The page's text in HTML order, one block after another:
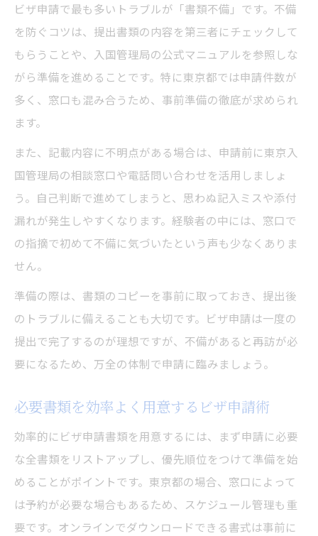
ビザ申請で最も多いトラブルが「書類不備」です。不備
を防ぐコツは、提出書類の内容を第三者にチェックして
もらうことや、入国管理局の公式マニュアルを参照しな
がら準備を進めることです。特に東京都では申請件数が
多く、窓口も混み合うため、事前準備の徹底が求められ
ます。
また、記載内容に不明点がある場合は、申請前に東京入
国管理局の相談窓口や電話問い合わせを活用しましょ
う。自己判断で進めてしまうと、思わぬ記入ミスや添付
漏れが発生しやすくなります。経験者の中には、窓口で
の指摘で初めて不備に気づいたという声も少なくありま
せん。
準備の際は、書類のコピーを事前に取っておき、提出後
のトラブルに備えることも大切です。ビザ申請は一度の
提出で完了するのが理想ですが、不備があると再訪が必
要になるため、万全の体制で申請に臨みましょう。
必要書類を効率よく用意するビザ申請術
効率的にビザ申請書類を用意するには、まず申請に必要
な全書類をリストアップし、優先順位をつけて準備を始
めることがポイントです。東京都の場合、窓口によって
は予約が必要な場合もあるため、スケジュール管理も重
要です。オンラインでダウンロードできる書式は事前に